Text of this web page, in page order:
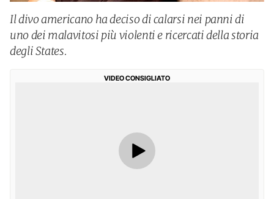
Il divo americano ha deciso di calarsi nei panni di
uno dei malavitosi più violenti e ricercati della storia
degli States.
VIDEO CONSIGLIATO